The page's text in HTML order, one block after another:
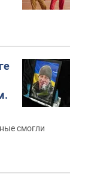
смогли